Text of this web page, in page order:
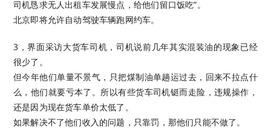
司机恳求无人出租车发展慢点，给他们留口饭吃”。
北京即将允许自动驾驶车辆跑网约车。
3，界面采访大货车司机，司机说前几年其实混装油的现象已经
很少了。
但今年他们单量不景气，只把煤制油单趟运过去，回来不拉点什
么，他们就要亏本了。所以有些货车司机铤而走险，违规操作，
还是因为现在货车单价太低了。
如果解决不了他们收入的问题，只靠罚，那他们只能不做了。